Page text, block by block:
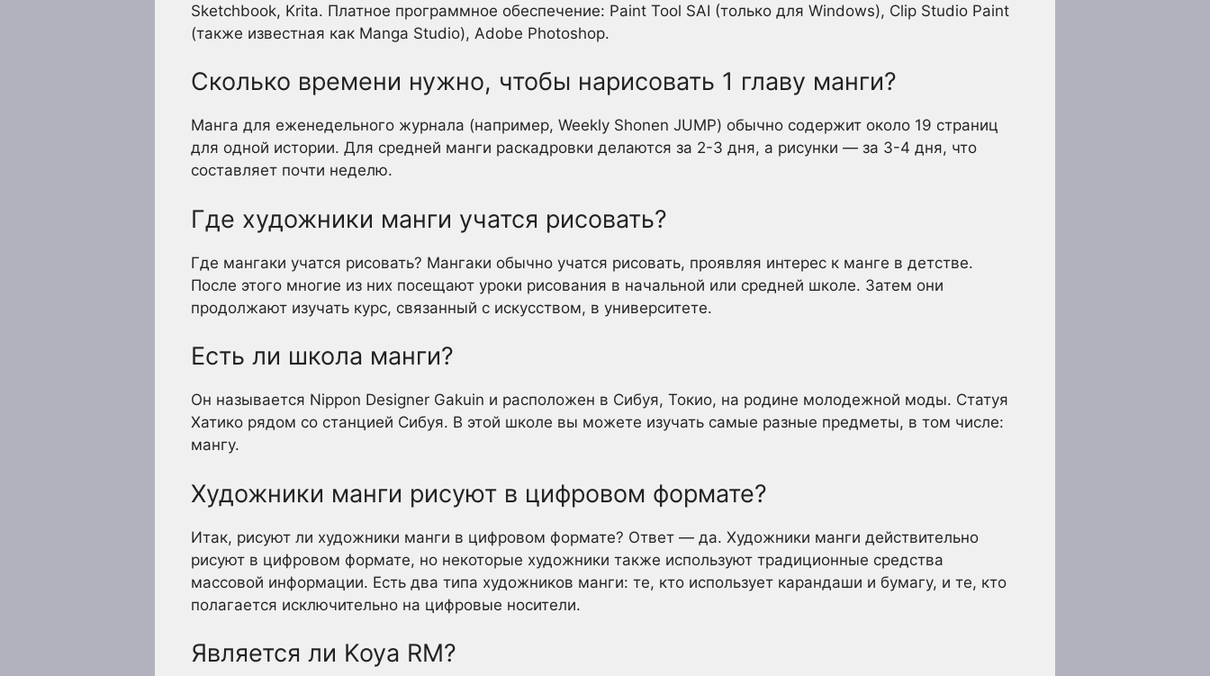
Sketchbook, Krita. Платное программное обеспечение: Paint Tool SAI (только для Windows), Clip Studio Paint
(также известная как Manga Studio), Adobe Photoshop.
Сколько времени нужно, чтобы нарисовать 1 главу манги?
Манга для еженедельного журнала (например, Weekly Shonen JUMP) обычно содержит около 19 страниц
для одной истории. Для средней манги раскадровки делаются за 2-3 дня, а рисунки — за 3-4 дня, что
составляет почти неделю.
Где художники манги учатся рисовать?
Где мангаки учатся рисовать? Мангаки обычно учатся рисовать, проявляя интерес к манге в детстве.
После этого многие из них посещают уроки рисования в начальной или средней школе. Затем они
продолжают изучать курс, связанный с искусством, в университете.
Есть ли школа манги?
Он называется Nippon Designer Gakuin и расположен в Сибуя, Токио, на родине молодежной моды. Статуя
Хатико рядом со станцией Сибуя. В этой школе вы можете изучать самые разные предметы, в том числе:
мангу.
Художники манги рисуют в цифровом формате?
Итак, рисуют ли художники манги в цифровом формате? Ответ — да. Художники манги действительно
рисуют в цифровом формате, но некоторые художники также используют традиционные средства
массовой информации. Есть два типа художников манги: те, кто использует карандаши и бумагу, и те, кто
полагается исключительно на цифровые носители.
Является ли Koya RM?